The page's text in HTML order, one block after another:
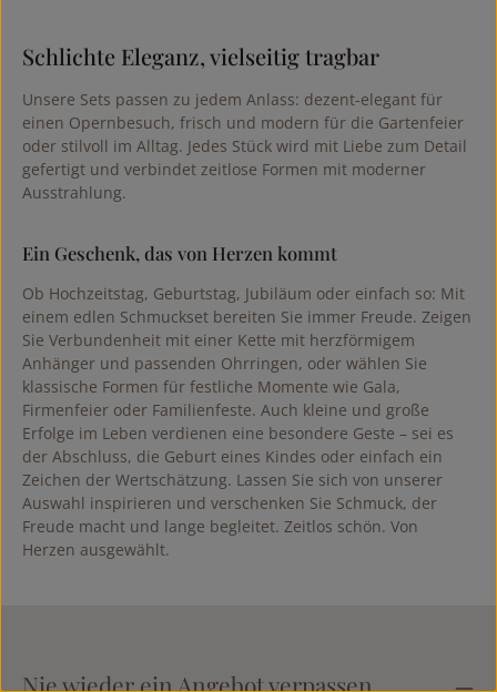
Schlichte Eleganz, vielseitig tragbar
Unsere Sets passen zu jedem Anlass: dezent-elegant für
einen Opernbesuch, frisch und modern für die Gartenfeier
oder stilvoll im Alltag. Jedes Stück wird mit Liebe zum Detail
gefertigt und verbindet zeitlose Formen mit moderner
Ausstrahlung.
Ein Geschenk, das von Herzen kommt
Ob Hochzeitstag, Geburtstag, Jubiläum oder einfach so: Mit
einem edlen Schmuckset bereiten Sie immer Freude. Zeigen
Sie Verbundenheit mit einer Kette mit herzförmigem
Anhänger und passenden Ohrringen, oder wählen Sie
klassische Formen für festliche Momente wie Gala,
Firmenfeier oder Familienfeste. Auch kleine und große
Erfolge im Leben verdienen eine besondere Geste – sei es
der Abschluss, die Geburt eines Kindes oder einfach ein
Zeichen der Wertschätzung. Lassen Sie sich von unserer
Auswahl inspirieren und verschenken Sie Schmuck, der
Freude macht und lange begleitet. Zeitlos schön. Von
Herzen ausgewählt.
Nie wieder ein Angebot verpassen